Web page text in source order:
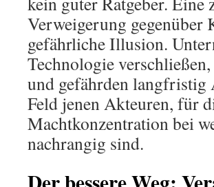
Verweigerung gegenüber
gefährliche Illusion.
Technologie
und gefährden langfristig
Feld jenen Akteuren, für
Machtkonzentration bei
nachrangig sind.